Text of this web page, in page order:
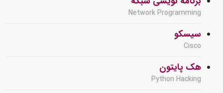
Network Programming
سیسکو
Cisco
هک پایتون
Python Hacking